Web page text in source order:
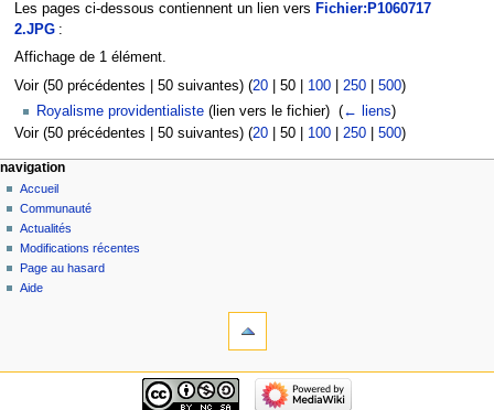
Les pages ci-dessous contiennent un lien vers Fichier:P1060717
2.JPG:
Affichage de 1 élément.
Voir (50 précédentes 50 suivantes) (20| 50| 100| 250| 500)
Royalisme providentialiste (lien vers le fichier) ‎ (← liens)
Voir (50 précédentes 50 suivantes) (20| 50| 100| 250| 500)
navigation
Accueil
Communauté
Actualités
Modifications récentes
Page au hasard
Aide